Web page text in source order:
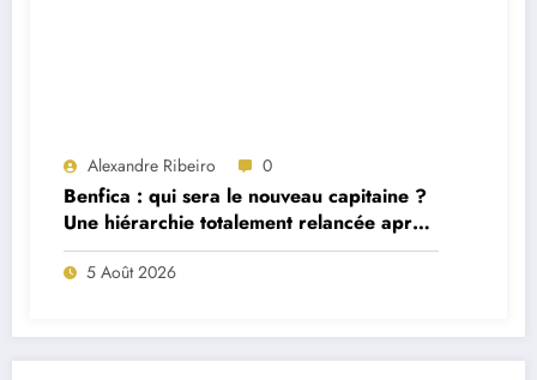
Alexandre Ribeiro 0
Benfica : qui sera le nouveau capitaine ?
Une hiérarchie totalement relancée après
deux départs majeurs
5 Août 2026